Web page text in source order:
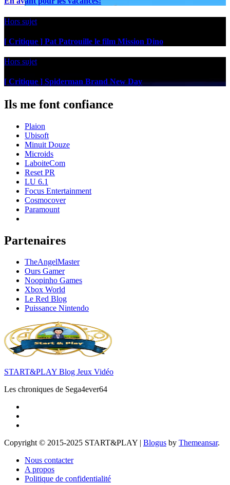
Hors sujet
[ Critique ] Pat Patrouille le film Mission Dino
Hors sujet
[ Critique ] Spiderman Brand New Day
Ils me font confiance
Plaion
Ubisoft
Minuit Douze
Microids
LaboiteCom
Reset PR
LU 6.1
Focus Entertainment
Cosmocover
Paramount
Partenaires
TheAngelMaster
Ours Gamer
Noopinho Games
Xbox World
Le Red Blog
Puissance Nintendo
START&PLAY Blog Jeux Vidéo
Les chroniques de Sega4ever64
Copyright © 2015-2025 START&PLAY | Blogus by Themeansar.
Nous contacter
A propos
Politique de confidentialité